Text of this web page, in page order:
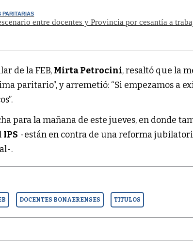
PARITARIAS
entre docentes y Provincia por cesantía a
de la FEB, Mirta Petrocini, resaltó que la
paritario”, y arremetió: “Si empezamos a
para la mañana de este jueves, en donde
IPS -están en contra de una reforma
.
DOCENTES BONAERENSES TITULOS